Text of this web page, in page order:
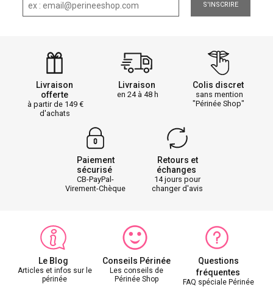
S'INSCRIRE
Livraison
offerte
à partir de 149
d'achats
Livraison
en 24 à 48 h
Colis discret
sans mention
"Périnée Shop"
Paiement
sécurisé
CB-PayPal-
Virement-Chèque
Retours et
échanges
14 jours pour
changer d'avis
Le Blog
Articles et infos sur le
périnée
Conseils Périnée
Les conseils de
Périnée Shop
Questions
fréquentes
FAQ spéciale Périnée